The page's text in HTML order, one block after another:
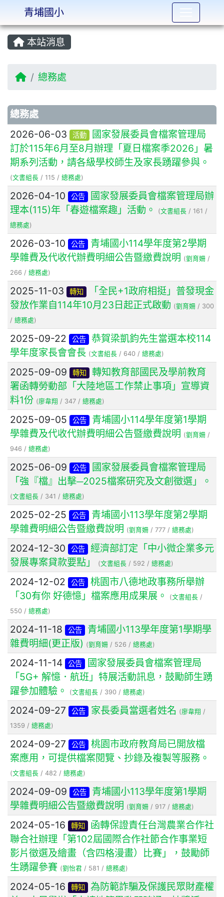
:::
本站消息
總務處
文章列表
總務處
2026-06-03 活動
國家發展委員會檔案管理局
訂於115年6月至8月辦理「夏日檔案季2026」暑
期系列活動，請各級學校師生及家長踴躍參與。
(文書組長 / 115 / 總務處)
2026-04-10 公告
國家發展委員會檔案管理局辦
理本(115)年「春遊檔案趣」活動。
(文書組長 / 161 /
總務處)
2026-03-10 公告
青埔國小114學年度第2學期
學雜費及代收代辦費明細公告暨繳費說明 (劉育姍 /
266 / 總務處)
2025-11-03 轉知
「全民+1政府相挺」普發現金
發放作業自114年10月23日起正式啟動 (劉育姍 / 300
/ 總務處)
2025-09-22 公告
恭賀梁凱鈞先生當選本校114
學年度家長會會長 (文書組長 / 640 / 總務處)
2025-09-09 轉知
轉知教育部國民及學前教育
署函轉勞動部「大陸地區工作禁止事項」宣導資
料1份 (廖韋翔 / 347 / 總務處)
2025-09-05 公告
青埔國小114學年度第1學期
學雜費及代收代辦費明細公告暨繳費說明 (劉育姍 /
946 / 總務處)
2025-06-09 公告
國家發展委員會檔案管理局
「強『檔』出擊─2025檔案研究及文創徵選」。
(文書組長 / 341 / 總務處)
2025-02-25 公告
青埔國小113學年度第2學期
學雜費明細公告暨繳費說明 (劉育姍 / 777 / 總務處)
2024-12-30 公告
經濟部訂定「中小微企業多元
發展專案貸款要點」
(文書組長 / 592 / 總務處)
2024-12-02 公告
桃園市八德地政事務所舉辦
「30有你 好德憶」檔案應用成果展。
(文書組長 /
550 / 總務處)
2024-11-18 公告
青埔國小113學年度第1學期學
雜費明細(更正版) (劉育姍 / 526 / 總務處)
2024-11-14 公告
國家發展委員會檔案管理局
「5G+ 解憶．航班」特展活動訊息，鼓勵師生踴
躍參加體驗。
(文書組長 / 390 / 總務處)
2024-09-27 公告 家長委員當選者姓名 (廖韋翔 /
1359 / 總務處)
2024-09-27 公告
桃園市政府教育局已開放檔
案應用，可提供檔案閱覽、抄錄及複製等服務。
(文書組長 / 482 / 總務處)
2024-09-09 公告
青埔國小113學年度第1學期
學雜費明細公告暨繳費說明 (劉育姍 / 917 / 總務處)
2024-05-16 轉知
函轉保證責任台灣農業合作社
聯合社辦理「第102屆國際合作社節合作事業短
影片徵選及繪畫（含四格漫畫）比賽」，鼓勵師
生踴躍參賽 (劉怡君 / 581 / 總務處)
2024-05-16 轉知
為防範詐騙及保護民眾財產權
青埔國小